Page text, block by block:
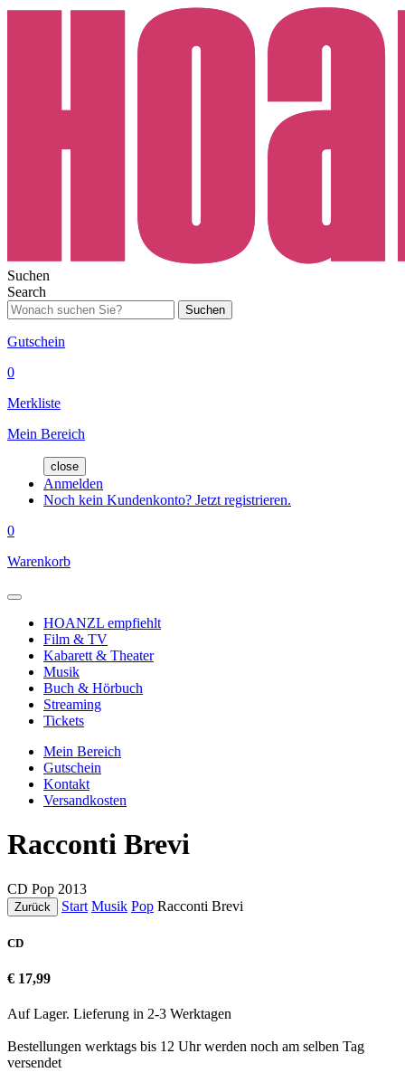
Suchen
Search
Suchen
Gutschein
0
Merkliste
Mein Bereich
close
Anmelden
Noch kein Kundenkonto? Jetzt registrieren.
0
Warenkorb
HOANZL empfiehlt
Film & TV
Kabarett & Theater
Musik
Buch & Hörbuch
Streaming
Tickets
Mein Bereich
Gutschein
Kontakt
Versandkosten
Racconti Brevi
CD Pop 2013
Zurück Start Musik Pop Racconti Brevi
CD
€ 17,99
Auf Lager. Lieferung in 2-3 Werktagen
Bestellungen werktags bis 12 Uhr werden noch am selben Tag
versendet